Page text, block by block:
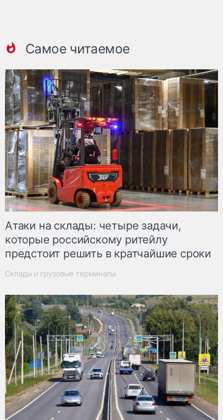
Самое читаемое
Атаки на склады: четыре задачи,
которые российскому ритейлу
предстоит решить в кратчайшие сроки
Склады и грузовые терминалы